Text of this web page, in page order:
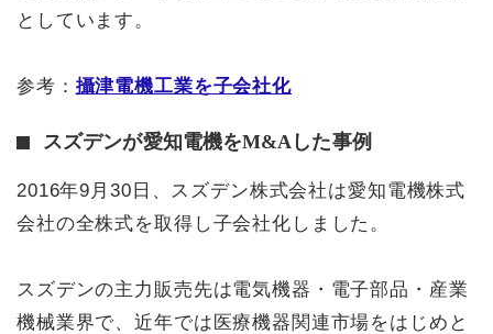
としています。
参考： 攝津電機工業を子会社化
スズデンが愛知電機をM&Aした事例
2016年9月30日、スズデン株式会社は愛知電機株式
会社の全株式を取得し子会社化しました。
スズデンの主力販売先は電気機器・電子部品・産業
機械業界で、近年では医療機器関連市場をはじめと